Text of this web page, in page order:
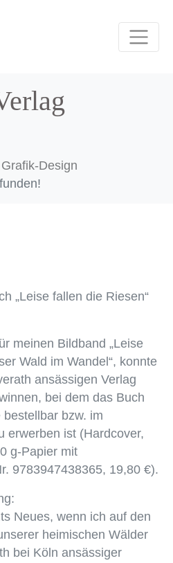
Grafik-Design
„Leise fallen die Riesen“
meinen Bildband „Leise
Wald im Wandel“, konnte
ansässigen Verlag
bei dem das Buch
bzw. im
erwerben ist (Hardcover,
g-Papier mit
9783947438365, 19,80 €).
Neues, wenn ich auf den
heimischen Wälder
bei Köln ansässiger